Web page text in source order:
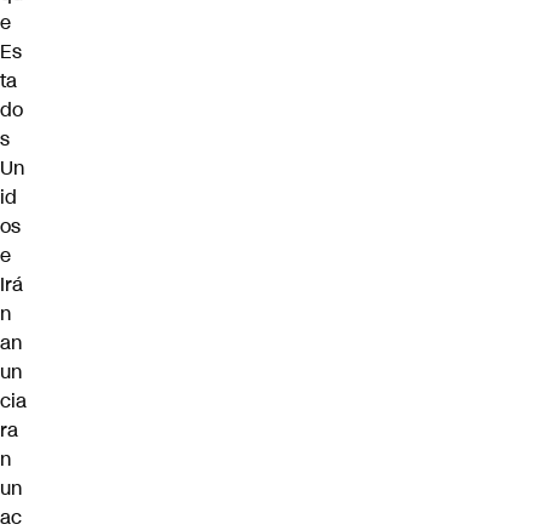
e
Es
ta
do
s
Un
id
os
e
Irá
n
an
un
cia
ra
n
un
ac